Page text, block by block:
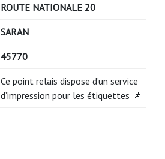
ROUTE NATIONALE 20
SARAN
45770
Ce point relais dispose d’un service
d’impression pour les étiquettes 📌